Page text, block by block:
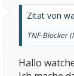
Zitat von
TNF-Blocker
Hallo